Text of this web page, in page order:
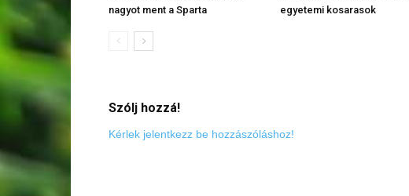
nagyot ment a Sparta
egyetemi kosarasok
Szólj hozzá!
Kérlek jelentkezz be hozzászóláshoz!